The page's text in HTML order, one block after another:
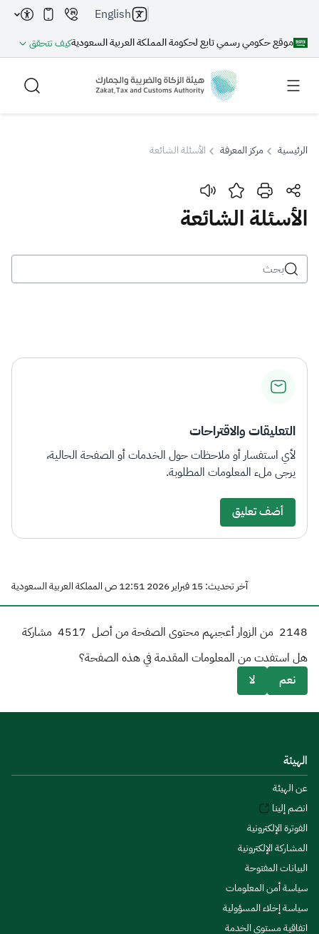
موقع حكومي رسمي تابع لحكومة المملكة العربية السعوديةكيف تتحقق
English
بحث
الرئيسية مركز المعرفة الأسئلة الشائعة
الأسئلة الشائعة
التعليقات والاقتراحات
لأي استفسار أو ملاحظات حول الخدمات أو الصفحة الحالية،
يرجى ملء المعلومات المطلوبة.
أضف تعليق
آخر تحديث: 15 فبراير 2026 12:51 ص المملكة العربية السعودية
2148 من الزوار أعجبهم محتوى الصفحة من أصل 4517 مشاركة
هل استفدت من المعلومات المقدمة في هذه الصفحة؟
نعم
لا
الهيئة
عن الهيئة
انضم إلينا
الفوترة الإلكترونية
المشاركة الإلكترونية
البيانات المفتوحة
سياسة أمن المعلومات
سياسة إخلاء المسؤولية
اتفاقية مستوى الخدمة